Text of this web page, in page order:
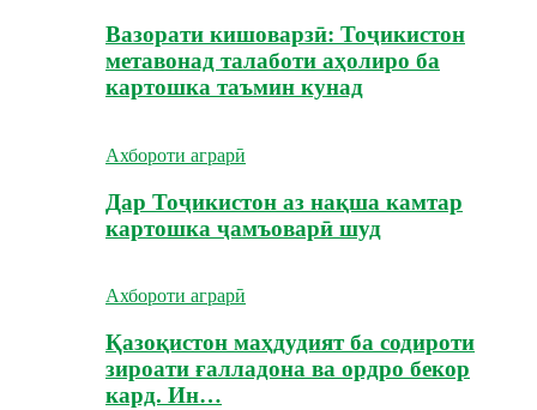
Вазорати кишоварзӣ: Тоҷикистон
метавонад талаботи аҳолиро ба
картошка таъмин кунад
Ахбороти аграрӣ
Дар Тоҷикистон аз нақша камтар
картошка ҷамъоварӣ шуд
Ахбороти аграрӣ
Қазоқистон маҳдудият ба содироти
зироати ғалладона ва ордро бекор
кард. Ин…